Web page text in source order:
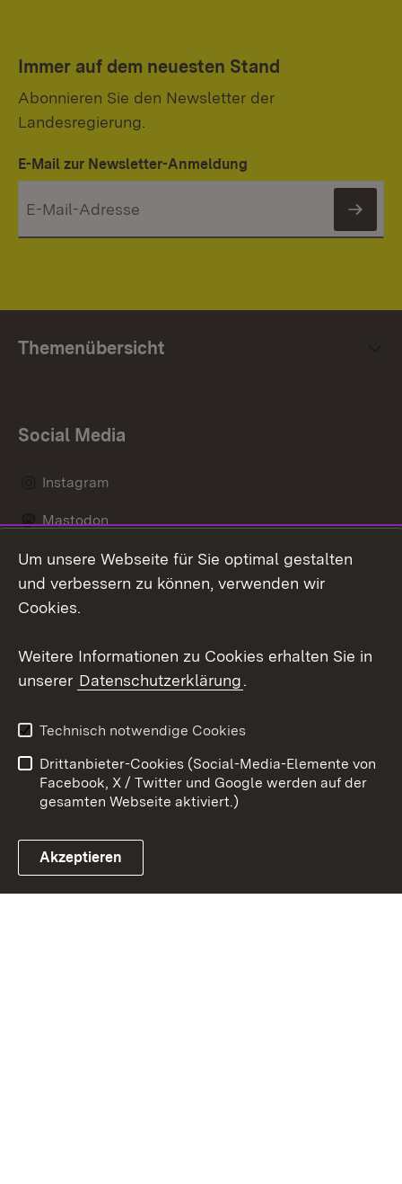
Immer auf dem neuesten Stand
Abonnieren Sie den Newsletter der
Landesregierung.
E-Mail zur Newsletter-Anmeldung
Themenübersicht
Social Media
Instagram
Mastodon
Messenger
Link zum Landesportal
Kontakt
Impressum
Cookies
Um unsere Webseite für Sie optimal gestalten
und verbessern zu können, verwenden wir
Cookies.
Weitere Informationen zu Cookies erhalten Sie in
unserer Datenschutzerklärung.
Technisch notwendige Cookies
Drittanbieter-Cookies (Social-Media-Elemente von
Facebook, X / Twitter und Google werden auf der
gesamten Webseite aktiviert.)
Akzeptieren